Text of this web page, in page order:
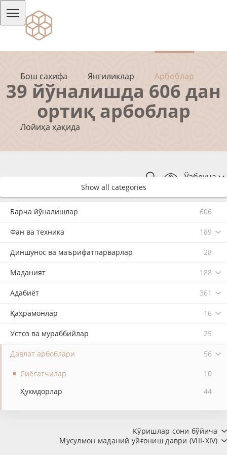
Бош сахифа Янгиликлар Арбоблар
Лойиҳа ҳақида
Ўзбекча
39 йўналишда 606 дан
ортиқ арбоблар
Show all categories
Барча йўналишлар 606
Фан ва техника 189
Диншунос ва маърифатпарварлар 28
Маданият 188
Адабиёт 361
Қаҳрамонлар 16
Устоз ва мураббийлар 25
Давлат арбоблари 56
Сиёсатчилар
10
Ҳукмдорлар
44
Кўришлар сони бўйича
Мусулмон маданий уйғониш даври (VIII-XIV)